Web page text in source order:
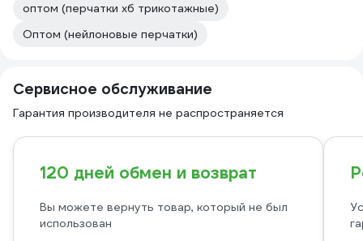
оптом (перчатки хб трикотажные)
Оптом (нейлоновые перчатки)
Сервисное обслуживание
Гарантия производителя не распространяется
120 дней обмен и возврат
Вы можете вернуть товар, который не был
использован